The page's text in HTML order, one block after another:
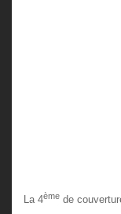
La 4ème de